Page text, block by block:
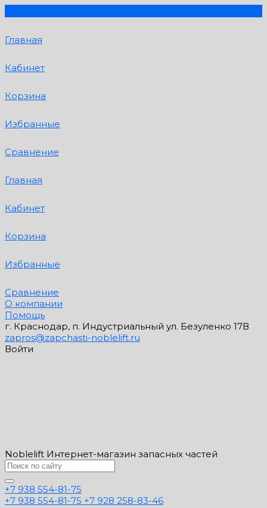
Главная
Кабинет
Корзина
Избранные
Сравнение
Главная
Кабинет
Корзина
Избранные
Сравнение
О компании
Помощь
г. Краснодар, п. Индустриальный ул. Безуленко 17В
zapros@zapchasti-noblelift.ru
Войти
Noblelift Интернет-магазин запасных частей
+7 938 554-81-75
+7 938 554-81-75 +7 928 258-83-46